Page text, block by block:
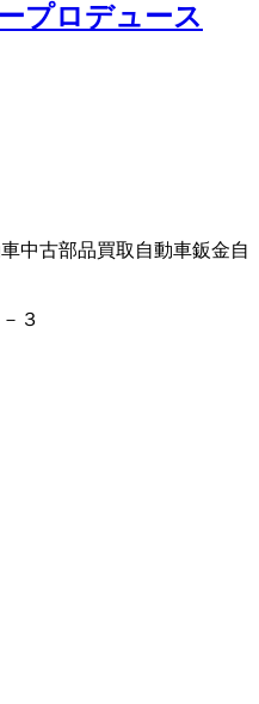
プロデュース
中古部品買取 自動車鈑金自
３